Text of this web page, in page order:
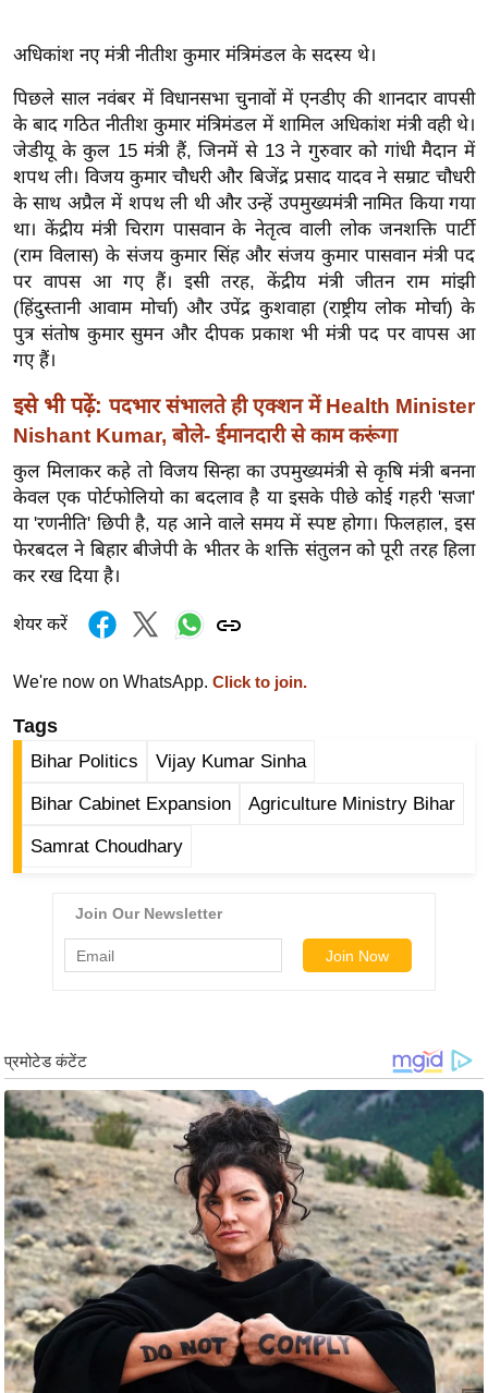
फ
म
नो
रं
ज
न
ज
ग
त
बॉ
ली
वु
ड
हॉ
ली
वु
ड
फि
स
क्षा
B
e
a
ला
इ
फ
स्टा
इ
ल
टे
क्नॉ
लॉ
जी
ब्यू
टी
अधिकांश नए मंत्री नीतीश कुमार मंत्रिमंडल के सदस्य थे।
पिछले साल नवंबर में विधानसभा चुनावों में एनडीए की शानदार वापसी
के बाद गठित नीतीश कुमार मंत्रिमंडल में शामिल अधिकांश मंत्री वही थे।
जेडीयू के कुल 15 मंत्री हैं, जिनमें से 13 ने गुरुवार को गांधी मैदान में
शपथ ली। विजय कुमार चौधरी और बिजेंद्र प्रसाद यादव ने सम्राट चौधरी
के साथ अप्रैल में शपथ ली थी और उन्हें उपमुख्यमंत्री नामित किया गया
था। केंद्रीय मंत्री चिराग पासवान के नेतृत्व वाली लोक जनशक्ति पार्टी
(राम विलास) के संजय कुमार सिंह और संजय कुमार पासवान मंत्री पद
पर वापस आ गए हैं। इसी तरह, केंद्रीय मंत्री जीतन राम मांझी
(हिंदुस्तानी आवाम मोर्चा) और उपेंद्र कुशवाहा (राष्ट्रीय लोक मोर्चा) के
पुत्र संतोष कुमार सुमन और दीपक प्रकाश भी मंत्री पद पर वापस आ
गए हैं।
इसे भी पढ़ें: पदभार संभालते ही एक्शन में Health Minister
Nishant Kumar, बोले- ईमानदारी से काम करूंगा
कुल मिलाकर कहे तो विजय सिन्हा का उपमुख्यमंत्री से कृषि मंत्री बनना
केवल एक पोर्टफोलियो का बदलाव है या इसके पीछे कोई गहरी 'सजा'
या 'रणनीति' छिपी है, यह आने वाले समय में स्पष्ट होगा। फिलहाल, इस
फेरबदल ने बिहार बीजेपी के भीतर के शक्ति संतुलन को पूरी तरह हिला
कर रख दिया है।
शेयर करें
We're now on WhatsApp. Click to join.
Tags
Bihar Politics Vijay Kumar Sinha
Bihar Cabinet Expansion Agriculture Ministry Bihar
Samrat Choudhary